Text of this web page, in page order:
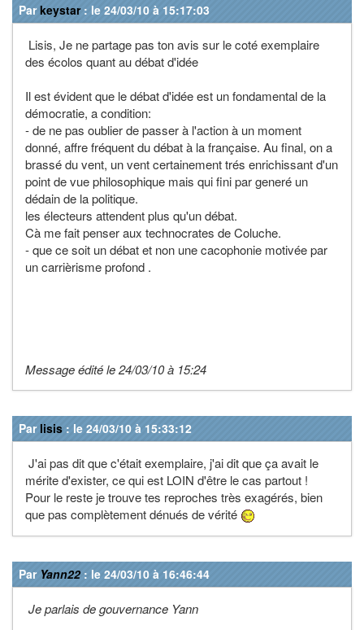
Parkeystar: le 24/03/10 à 15:17:03
Lisis, Je ne partage pas ton avis sur le coté exemplaire
des écolos quant au débat d'idée
Il est évident que le débat d'idée est un fondamental de la
démocratie, a condition:
- de ne pas oublier de passer à l'action à un moment
donné, affre fréquent du débat à la française. Au final, on a
brassé du vent, un vent certainement trés enrichissant d'un
point de vue philosophique mais qui fini par generé un
dédain de la politique.
les électeurs attendent plus qu'un débat.
Cà me fait penser aux technocrates de Coluche.
- que ce soit un débat et non une cacophonie motivée par
un carrièrisme profond .
Message édité le 24/03/10 à 15:24
Par lisis : le 24/03/10 à 15:33:12
J'ai pas dit que c'était exemplaire, j'ai dit que ça avait le
mérite d'exister, ce qui est LOIN d'être le cas partout !
Pour le reste je trouve tes reproches très exagérés, bien
que pas complètement dénués de vérité
Par Yann22: le 24/03/10 à 16:46:44
Je parlais de gouvernance Yann